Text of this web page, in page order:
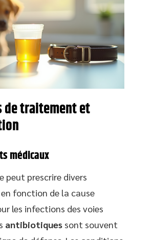
de traitement et
médicaux
peut prescrire divers
fonction de la cause
les infections des voies
antibiotiques sont souvent